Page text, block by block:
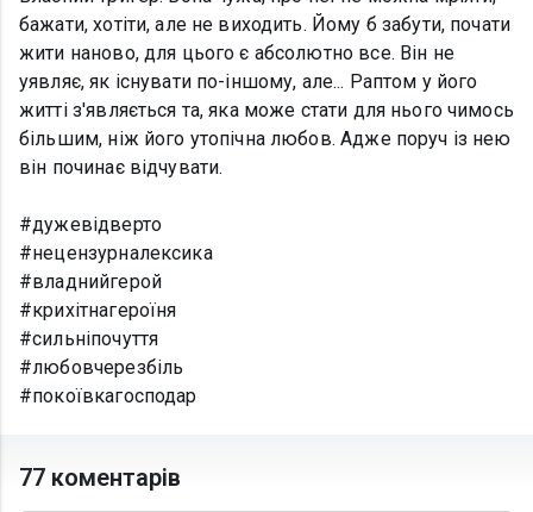
бажати, хотіти, але не виходить. Йому б забути, почати
жити наново, для цього є абсолютно все. Він не
уявляє, як існувати по-іншому, але... Раптом у його
житті з'являється та, яка може стати для нього чимось
більшим, ніж його утопічна любов. Адже поруч із нею
він починає відчувати.
#дужевідверто
#нецензурналексика
#владнийгерой
#крихітнагероїня
#сильніпочуття
#любовчерезбіль
#покоївкагосподар
77 коментарів